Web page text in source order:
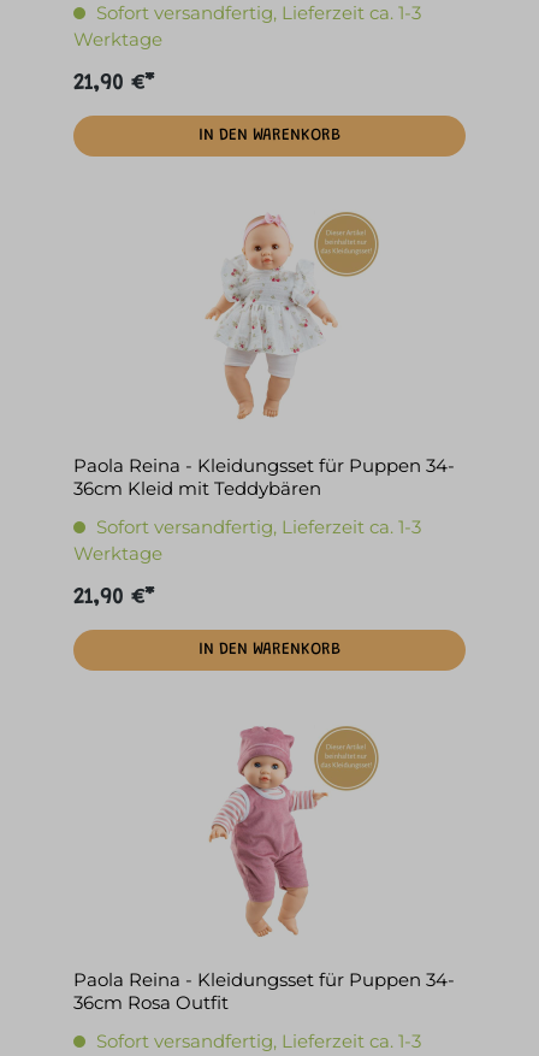
Sofort versandfertig, Lieferzeit ca. 1-3
Werktage
21,90 €*
IN DEN WARENKORB
Paola Reina - Kleidungsset für Puppen 34-
36cm Kleid mit Teddybären
Sofort versandfertig, Lieferzeit ca. 1-3
Werktage
21,90 €*
IN DEN WARENKORB
Paola Reina - Kleidungsset für Puppen 34-
36cm Rosa Outfit
Sofort versandfertig, Lieferzeit ca. 1-3